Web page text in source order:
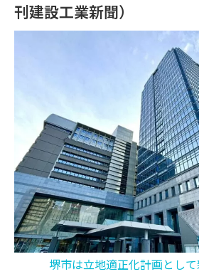
刊建設工業新聞）
堺市は立地適正化計画とし